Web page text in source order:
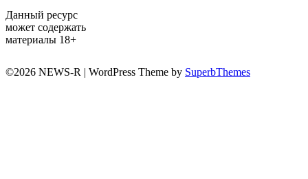
Данный ресурс
может содержать
материалы 18+
©2026 NEWS-R | WordPress Theme by SuperbThemes